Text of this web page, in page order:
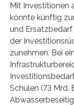
Mit Investitionen
könnte künftig
und
der
zunehmen. Bei
Schulen (73 Mrd.